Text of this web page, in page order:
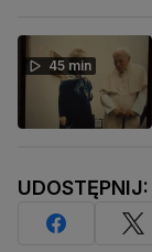
45 min
UDOSTĘPNIJ: